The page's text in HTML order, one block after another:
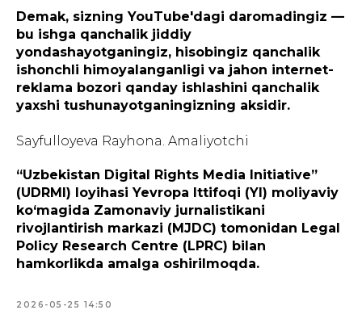
Demak, sizning YouTube'dagi daromadingiz —
bu ishga qanchalik jiddiy
yondashayotganingiz, hisobingiz qanchalik
ishonchli himoyalanganligi va jahon internet-
reklama bozori qanday ishlashini qanchalik
yaxshi tushunayotganingizning aksidir.
Sayfulloyeva Rayhona. Amaliyotchi
“Uzbekistan Digital Rights Media Initiative”
(UDRMI) loyihasi Yevropa Ittifoqi (YI) moliyaviy
ko‘magida Zamonaviy jurnalistikani
rivojlantirish markazi (MJDC) tomonidan Legal
Policy Research Centre (LPRC) bilan
hamkorlikda amalga oshirilmoqda.
2026-05-25 14:50